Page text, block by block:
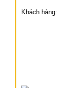
Khách hàng: